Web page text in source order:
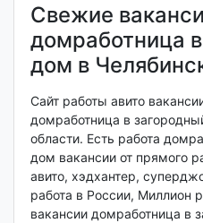
Свежие
домработница
дом в
Сайт работы авито
домработница в
области. Есть работа
дом вакансии от прямого
авито, хэдхантер,
работа в России, Миллион
вакансии домработница в